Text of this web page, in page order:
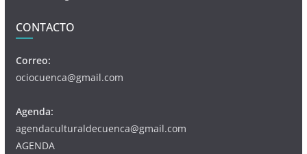
CONTACTO
Correo:
ociocuenca@gmail.com
Agenda:
agendaculturaldecuenca@gmail.com
AGENDA